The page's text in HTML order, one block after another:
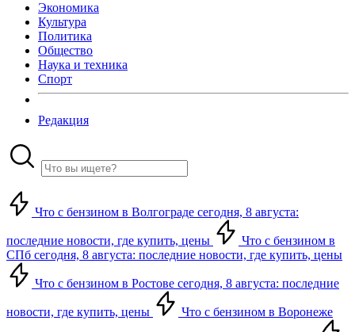
Экономика
Культура
Политика
Общество
Наука и техника
Спорт
Редакция
Что с бензином в Волгограде сегодня, 8 августа:
последние новости, где купить, цены
Что с бензином в
СПб сегодня, 8 августа: последние новости, где купить, цены
Что с бензином в Ростове сегодня, 8 августа: последние
новости, где купить, цены Что с бензином в Воронеже